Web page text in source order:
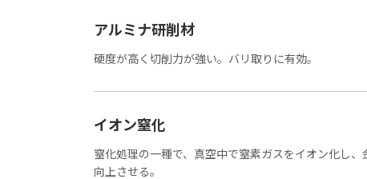
アルミナ研削材
硬度が高く切削力が強い。バリ取りに有効。
イオン窒化
窒化処理の一種で、真空中で窒素ガスをイオン化し
向上させる。